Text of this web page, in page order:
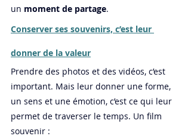
un moment de partage.
Conserver ses souvenirs, c’est leur
donner de la valeur
Prendre des photos et des vidéos, c’est
important. Mais leur donner une forme,
un sens et une émotion, c’est ce qui leur
permet de traverser le temps. Un film
souvenir :